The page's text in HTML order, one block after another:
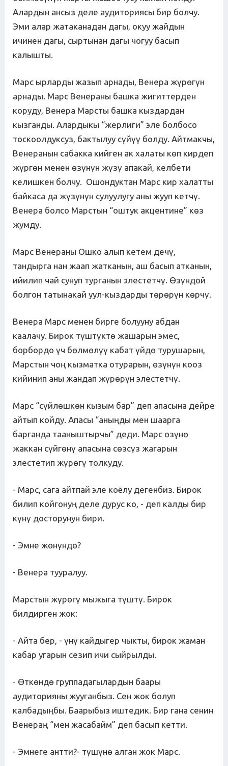
Алардын ансыз деле аудиториясы бир болчу.
Эми алар жатаканадан дагы, окуу жайдын
ичинен дагы, сыртынан дагы чогуу басып
калышты.
Марс ырларды жазып арнады, Венера жүрөгүн
арнады. Марс Венераны башка жигиттерден
коруду, Венера Марсты башка кыздардан
кызганды. Алардыкы “жерлиги” эле болбосо
тоскоолдуксуз, бактылуу сүйүү болду. Айтмакчы,
Венеранын сабакка кийген ак халаты көп кирдеп
жүргөн менен өзүнүн жүзү апакай, келбети
келишкен болчу. Ошондуктан Марс кир халатты
байкаса да жүзүнүн сулуулугу аны жууп кетчү.
Венера болсо Марстын “оштук акцентине” көз
жумду.
Марс Венераны Ошко алып кетем дечү,
тандырга нан жаап жатканын, аш басып атканын,
ийилип чай сунуп турганын элестетчү. Өзүндөй
болгон татынакай уул-кыздарды төрөрүн көрчү.
Венера Марс менен бирге болууну абдан
каалачу. Бирок түштүктө жашарын эмес,
борбордо үч бөлмөлүү кабат үйдө турушарын,
Марстын чоң кызматка отурарын, өзүнүн кооз
кийинип аны жандап жүрөрүн элестетчү.
Марс “сүйлөшкөн кызым бар” деп апасына дейре
айтып койду. Апасы “аныңды мен шаарга
барганда тааныштырчы” деди. Марс өзүнө
жаккан сүйгөнү апасына сөзсүз жагарын
элестетип жүрөгү толкуду.
- Марс, сага айтпай эле коёлу дегенбиз. Бирок
билип койгонуң деле дурус ко, - деп калды бир
күнү досторунун бири.
- Эмне жөнүндө?
- Венера тууралуу.
Марстын жүрөгү мыжыга түштү. Бирок
билдирген жок:
- Айта бер, - үнү кайдыгер чыкты, бирок жаман
кабар угарын сезип ичи сыйрылды.
- Өткөндө группадагылардын баары
аудиторияны жууганбыз. Сен жок болуп
калбадыңбы. Баарыбыз иштедик. Бир гана сенин
Венераң “мен жасабайм” деп басып кетти.
- Эмнеге антти?- түшүнө алган жок Марс.